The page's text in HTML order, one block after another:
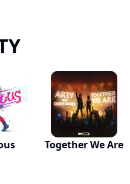
Together We Are